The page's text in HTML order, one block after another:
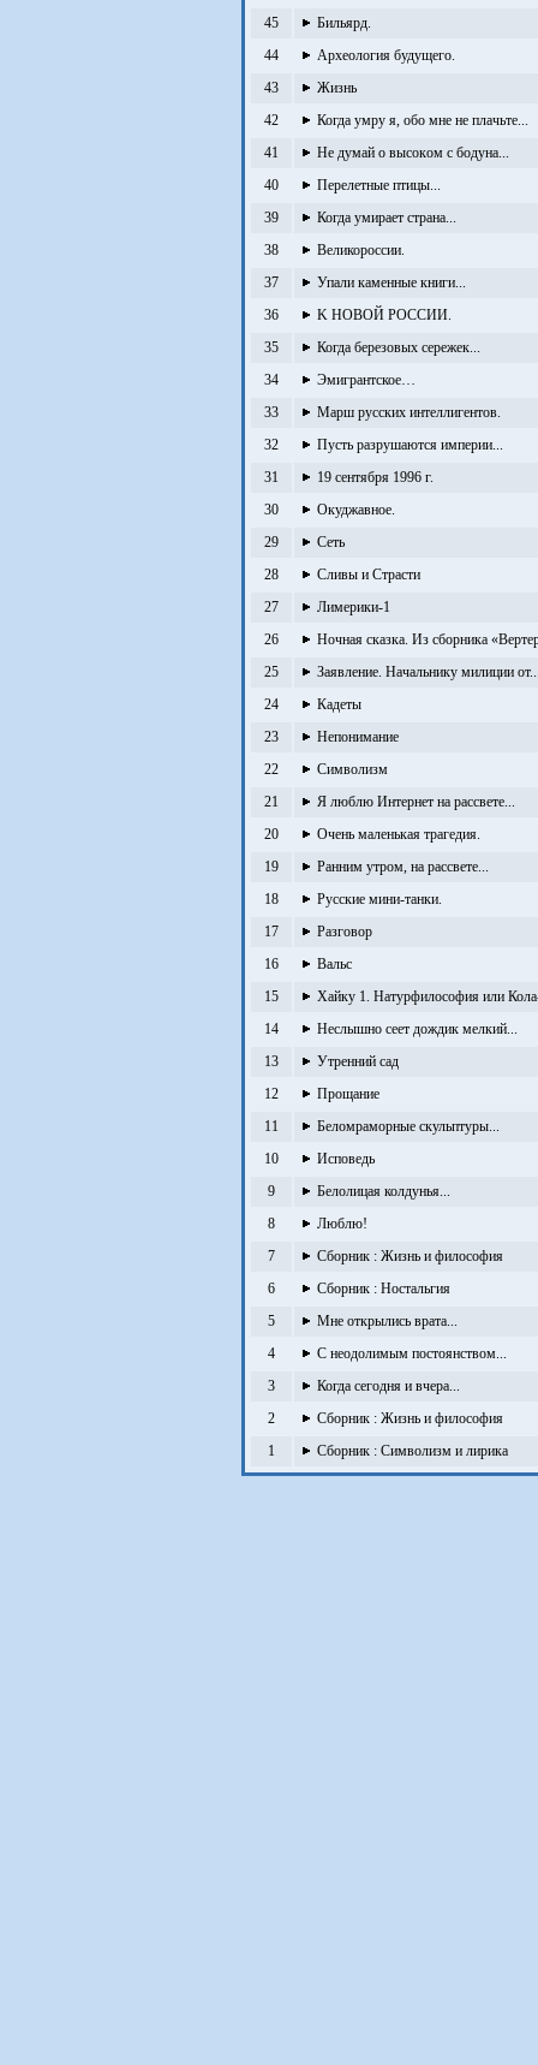
45
Бильярд.
44
Археология будущего.
43
Жизнь
42
Когда умру я, обо мне не плачьте...
41
Не думай о высоком с бодуна...
40
Перелетные птицы...
39
Когда умирает страна...
38
Великороссии.
37
Упали каменные книги...
36
K НОВОЙ РОССИИ.
35
Когда березовых сережек...
34
Эмигрантское…
33
Марш русских интеллигентов.
32
Пусть разрушаются империи...
31
19 сентября 1996 г.
30
Окуджавное.
29
Сеть
28
Сливы и Страсти
27
Лимерики-1
26
Ночная сказка. Из сборника
25
Заявление. Начальнику милиции
24
Кадеты
23
Непонимание
22
Символизм
21
Я люблю Интернет на рассвете...
20
Очень маленькая трагедия.
19
Ранним утром, на рассвете...
18
Русские мини-танки.
17
Разговор
16
Вальс
15
Хайку 1. Натурфилософия или
14
Неслышно сеет дождик мелкий...
13
Утренний сад
12
Прощание
11
Беломраморные скульптуры...
10
Исповедь
9
Белолицая колдунья...
8
Люблю!
7
Сборник : Жизнь и философия
6
Сборник : Ностальгия
5
Мне открылись врата...
4
С неодолимым постоянством...
3
Когда сегодня и вчера...
2
Сборник : Жизнь и философия
1
Сборник : Символизм и лирика